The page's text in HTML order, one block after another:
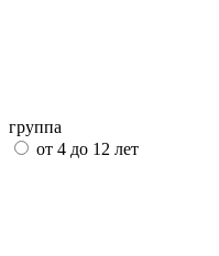
группа
от 4 до 12 лет